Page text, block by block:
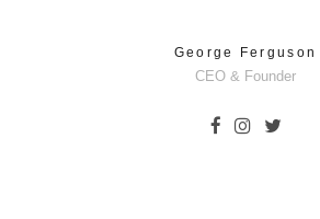
George Ferguson
CEO & Founder